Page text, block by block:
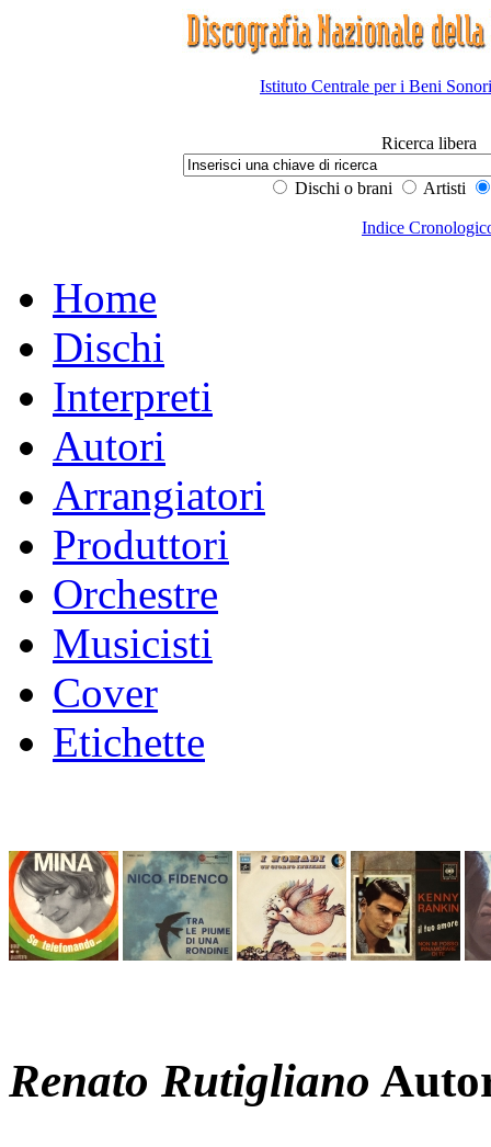
Istituto Centrale per i Beni
Ricerca libera
Dischi o brani Artisti
Indice
Home
Dischi
Interpreti
Autori
Arrangiatori
Produttori
Orchestre
Musicisti
Cover
Etichette
Renato Rutigliano